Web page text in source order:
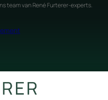
team van René Furterer-experts.